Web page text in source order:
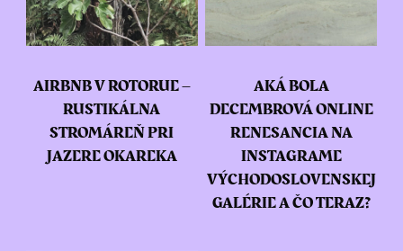
AIRBNB V ROTORUE –
RUSTIKÁLNA
STROMÁREŇ PRI
JAZERE OKAREKA
AKÁ BOLA
DECEMBROVÁ ONLINE
RENESANCIA NA
INSTAGRAME
VÝCHODOSLOVENSKEJ
GALÉRIE A ČO TERAZ?